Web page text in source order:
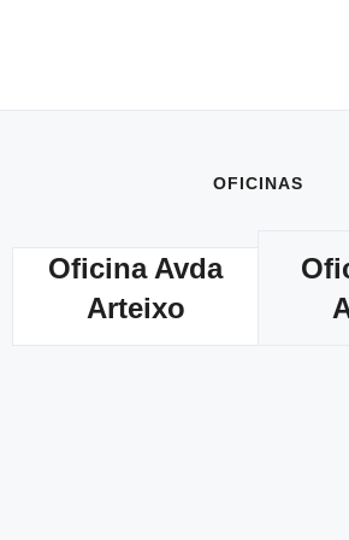
OFICINAS
Oficina Avda
Arteixo